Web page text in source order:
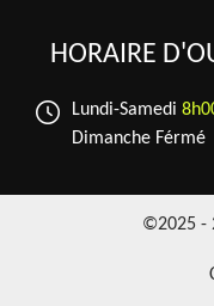
HORAIRE
Lundi-Samedi
Dimanche Férmé
©2025 -